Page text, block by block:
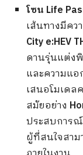
โซน Life
เส้นทางมีค
City e:HEV
ดานรุ่นแต่ง
และความแ
เสนอโมเด
สมัยอย่าง
ประสบการณ์
ผู้ที่สนใจสาม